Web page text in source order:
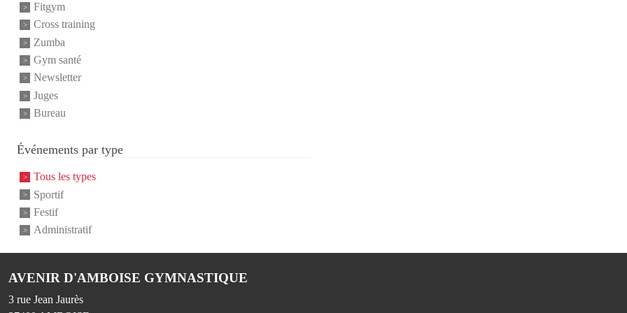
Fitgym
Cross training
Zumba
Gym santé
Newsletter
Juges
Bureau
Événements par type
Tous les types
Sportif
Festif
Administratif
AVENIR D'AMBOISE GYMNASTIQUE
3 rue Jean Jaurès